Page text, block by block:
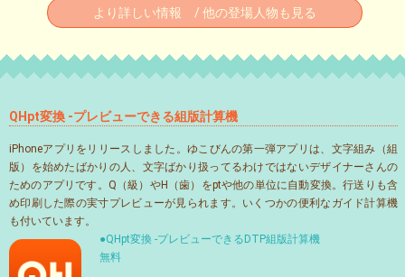
より詳しい情報 / 他の登場人物も見る
QHpt変換 -プレビューできる組版計算機
iPhoneアプリをリリースしました。ゆこびんの第一弾アプリは、文字組み（組
版）を始めたばかりの人、文字ばかり扱ってるわけではないデザイナーさんの
ためのアプリです。Q（級）やH（歯）をptや他の単位に自動変換。行送りも含
め印刷した際の実寸プレビューが見られます。いくつかの便利なガイド計算機
も付いています。
●QHpt変換 -プレビューできるDTP組版計算機
無料